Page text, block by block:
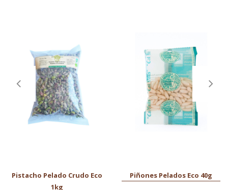
Pistacho Pelado Crudo Eco
1kg
Piñones Pelados Eco 40g